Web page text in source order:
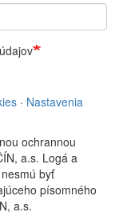
· Nastavenia
ochrannou
a.s. Logá a
byť
písomného
a.s.